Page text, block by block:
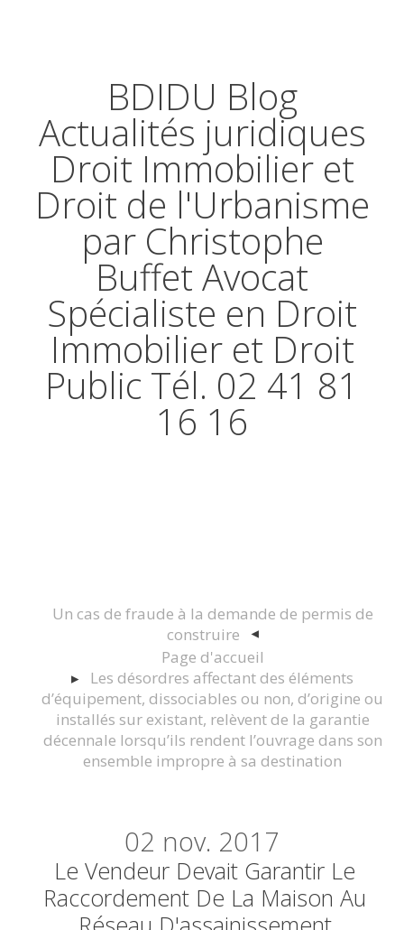
BDIDU Blog
Actualités juridiques
Droit Immobilier et
Droit de l'Urbanisme
par Christophe
Buffet Avocat
Spécialiste en Droit
Immobilier et Droit
Public Tél. 02 41 81
16 16
Un cas de fraude à la demande de permis de
construire
Page d'accueil
Les désordres affectant des éléments
d’équipement, dissociables ou non, d’origine ou
installés sur existant, relèvent de la garantie
décennale lorsqu’ils rendent l’ouvrage dans son
ensemble impropre à sa destination
02 nov. 2017
Le Vendeur Devait Garantir Le
Raccordement De La Maison Au